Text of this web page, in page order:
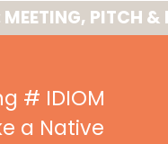
PITCH &
# IDIOM
a Native